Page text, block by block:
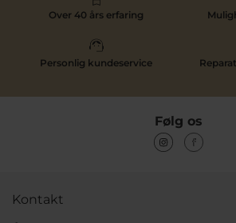
Som et af landets førende guldsmed
Vi forhandler nogle af de største
Enamel Copenhagen,Julie Sandlau,
. Vi forhandler
mange brands. Måske en ring fra
, en halskæde fra
og et armbånd fra
Over 40 års erfaring
Personlig kundeservice
Følg os
Kontakt